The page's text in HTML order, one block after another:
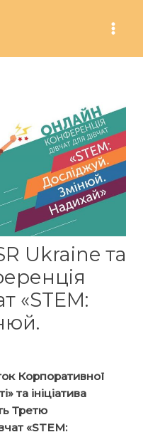
Ukraine та
«STEM:
Корпоративної
та ініціатива
Третю
«STEM: